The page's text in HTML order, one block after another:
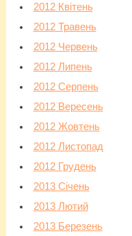
2012 Квітень
2012 Травень
2012 Червень
2012 Липень
2012 Серпень
2012 Вересень
2012 Жовтень
2012 Листопад
2012 Грудень
2013 Січень
2013 Лютий
2013 Березень